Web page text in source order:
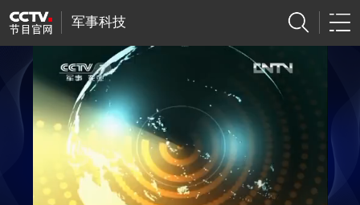
军事科技